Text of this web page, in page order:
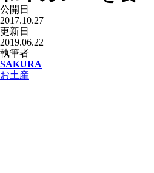
公開日
2017.10.27
更新日
2019.06.22
執筆者
SAKURA
お土産